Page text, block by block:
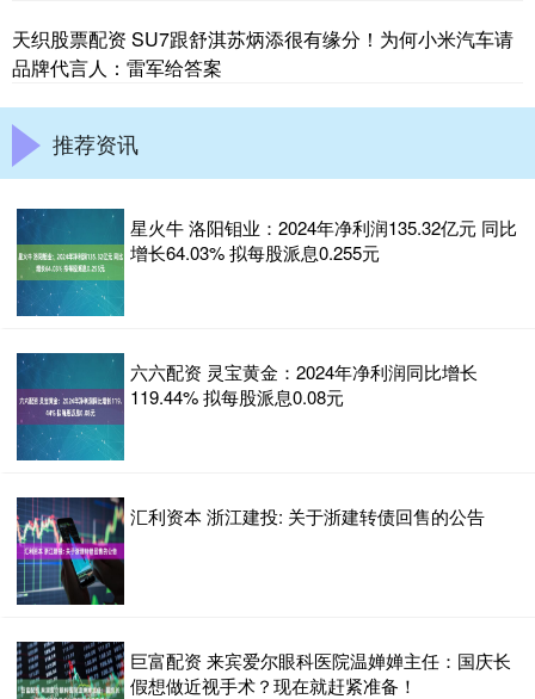
天织股票配资 SU7跟舒淇苏炳添很有缘分！为何小米汽车请
品牌代言人：雷军给答案
推荐资讯
星火牛 洛阳钼业：2024年净利润135.32亿元 同比
增长64.03% 拟每股派息0.255元
六六配资 灵宝黄金：2024年净利润同比增长
119.44% 拟每股派息0.08元
汇利资本 浙江建投: 关于浙建转债回售的公告
巨富配资 来宾爱尔眼科医院温婵婵主任：国庆长
假想做近视手术？现在就赶紧准备！